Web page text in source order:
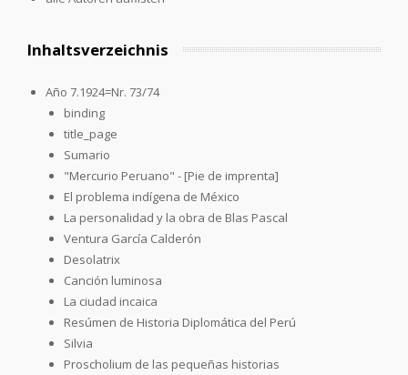
Inhaltsverzeichnis
Año 7.1924=Nr. 73/74
binding
title_page
Sumario
"Mercurio Peruano" - [Pie de imprenta]
El problema indígena de México
La personalidad y la obra de Blas Pascal
Ventura García Calderón
Desolatrix
Canción luminosa
La ciudad incaica
Resúmen de Historia Diplomática del Perú
Silvia
Proscholium de las pequeñas historias